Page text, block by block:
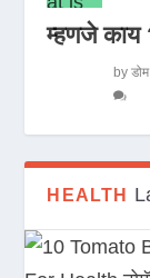
म्हणजे काय
by
HEALTH